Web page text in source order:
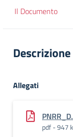
Il Documento
Descrizione
Allegati
pdf - 947